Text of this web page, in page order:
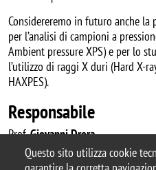
Questo sito utilizza cookie
Considereremo in futuro anche
per l’analisi di campioni a
Ambient pressure XPS) e per lo
l’utilizzo di raggi X duri (Hard X-
HAXPES).
Responsabile
Prof.Giovanni Drera